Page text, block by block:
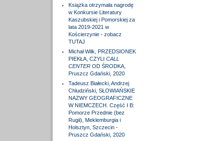
Książka otrzymała nagrodę
w Konkursie Literatury
Kaszubskiej i Pomorskiej za
lata 2019-2021 w
Kościerzynie - zobacz
TUTAJ
Michał Wilk, PRZEDSIONEK
PIEKŁA, CZYLI CALL
CENTEROD ŚRODKA,
Pruszcz Gdański, 2020
Tadeusz Białecki, Andrzej
Chludziński, SŁOWIAŃSKIE
NAZWY GEOGRAFICZNE
W NIEMCZECH. Część I B:
Pomorze Przednie (bez
Rugii), Meklemburgia i
Holsztyn, Szczecin -
Pruszcz Gdański, 2020